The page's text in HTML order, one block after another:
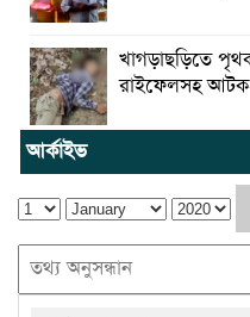
খাগড়াছড়িতে
রাইফেলসহ
আর্কাইভ